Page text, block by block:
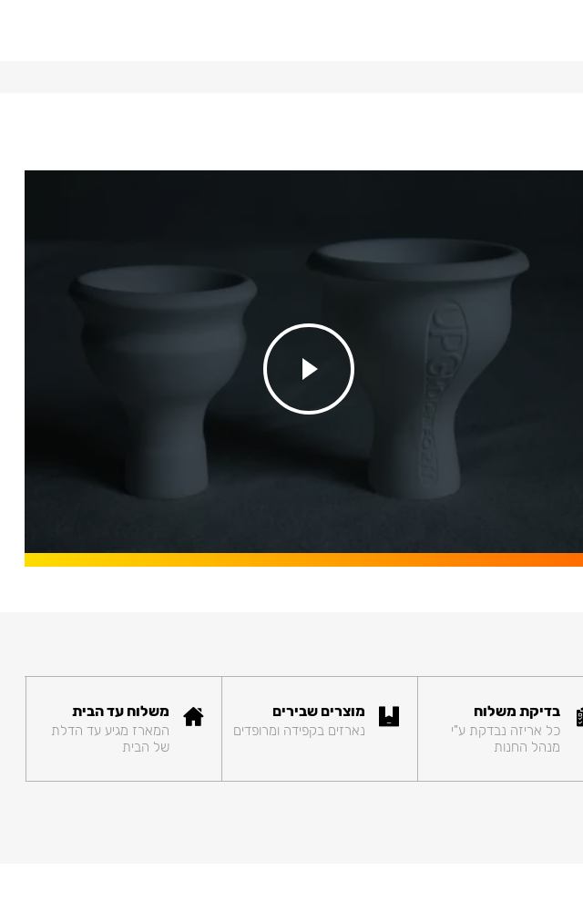
בדיקת משלוח
כל אריזה נבדקת ע"י
מנהל החנות
מוצרים שבירים
נארזים בקפידה ומרופדים
משלוח עד הבית
המארז מגיע עד הדלת
של הבית